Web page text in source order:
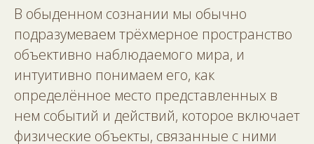
В обыденном сознании мы обычно
подразумеваем трёхмерное пространство
объективно наблюдаемого мира, и
интуитивно понимаем его, как
определённое место представленных в
нем событий и действий, которое включает
физические объекты, связанные с ними